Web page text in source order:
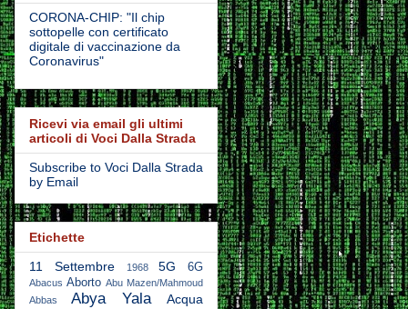
CORONA-CHIP: "Il chip
sottopelle con certificato
digitale di vaccinazione da
Coronavirus"
Ricevi via email gli ultimi
articoli di Voci Dalla Strada
Subscribe to Voci Dalla Strada
by Email
Etichette
11 Settembre
1968 5G 6G
Abacus Aborto Abu Mazen/Mahmoud
Abbas
Abya Yala Acqua